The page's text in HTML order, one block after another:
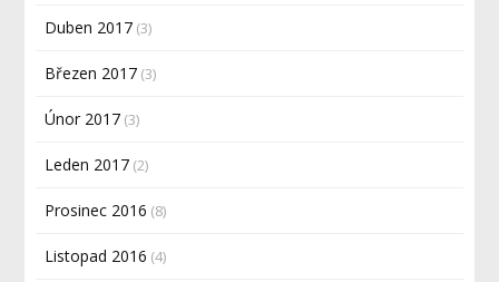
Duben 2017 (3)
Březen 2017 (3)
Únor 2017 (3)
Leden 2017 (2)
Prosinec 2016 (8)
Listopad 2016 (4)